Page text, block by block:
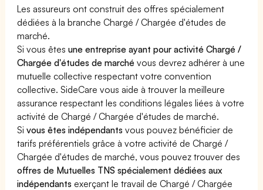
Les assureurs ont construit des offres spécialement
dédiées à la branche Chargé / Chargée d'études de
marché.
Si vous êtesune entreprise ayant pour activité Chargé /
Chargée d'études de marché vous devrez adhérer à une
mutuelle collective respectant votre convention
collective. SideCare vous aide à trouver la meilleure
assurance respectant les conditions légales liées à votre
activité de Chargé / Chargée d'études de marché.
Sivous êtes indépendants vous pouvez bénéficier de
tarifs préférentiels grâce à votre activité de Chargé /
Chargée d'études de marché, vous pouvez trouver des
offres de Mutuelles TNS spécialement dédiées aux
indépendants exerçant le travail de Chargé / Chargée